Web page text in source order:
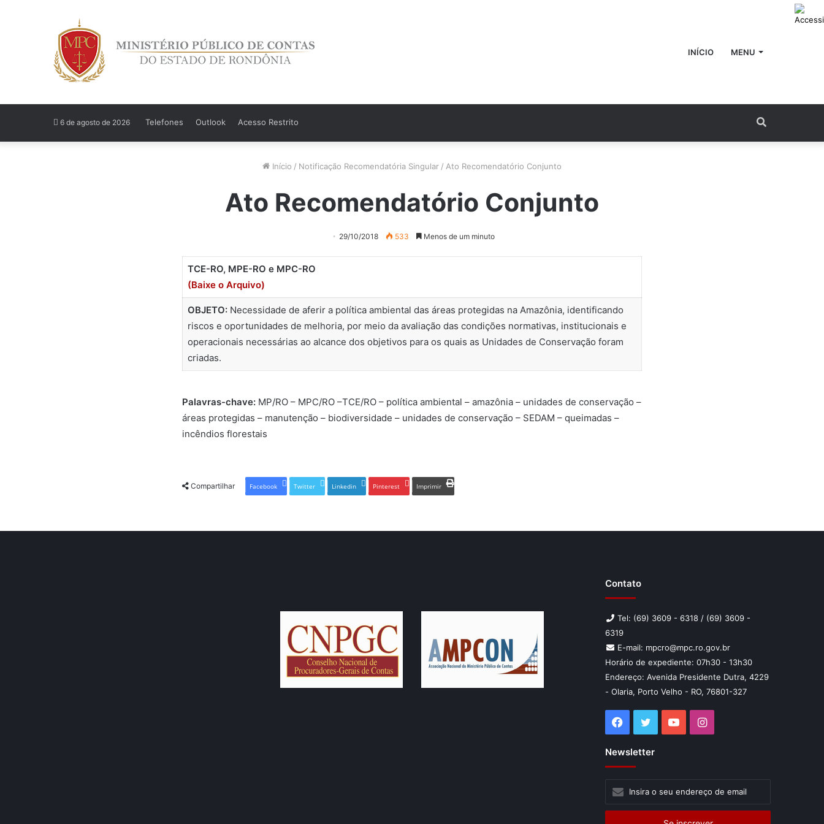
INÍCIO MENU
6 de agosto de 2026 Telefones Outlook Acesso Restrito
Início / Notificação Recomendatória Singular / Ato Recomendatório Conjunto
Ato Recomendatório Conjunto
29/10/2018 533 Menos de um minuto
TCE-RO, MPE-RO e MPC-RO
(Baixe o Arquivo)
OBJETO:Necessidade de aferir a política ambiental das áreas protegidas na Amazônia, identificando
riscos e oportunidades de melhoria, por meio da avaliação das condições normativas, institucionais e
operacionais necessárias ao alcance dos objetivos para os quais as Unidades de Conservação foram
criadas.
Palavras-chave: MP/RO – MPC/RO –TCE/RO – política ambiental – amazônia – unidades de conservação –
áreas protegidas – manutenção – biodiversidade – unidades de conservação – SEDAM – queimadas –
incêndios florestais
Compartilhar Facebook Twitter Linkedin Pinterest Imprimir
Contato
Tel: (69) 3609 - 6318 / (69) 3609 -
6319
E-mail: mpcro@mpc.ro.gov.br
Horário de expediente: 07h30 - 13h30
Endereço: Avenida Presidente Dutra, 4229
- Olaria, Porto Velho - RO, 76801-327
Facebook
TwitterYouTubeInstagram
Newsletter
seu